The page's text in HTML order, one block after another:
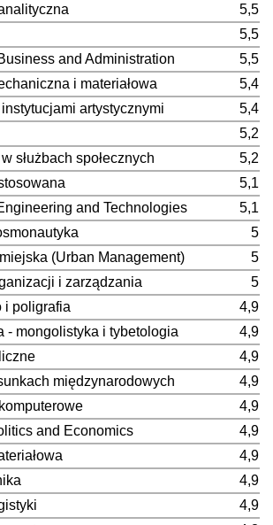
5,5
5,5
and Administration
5,5
i materiałowa
5,4
artystycznymi
5,4
5,2
służbach społecznych
5,2
5,1
and Technologies
5,1
5
(Urban Management)
5
i zarządzania
5
i poligrafia
4,9
- mongolistyka i tybetologia
4,9
4,9
międzynarodowych
4,9
4,9
and Economics
4,9
4,9
4,9
4,9